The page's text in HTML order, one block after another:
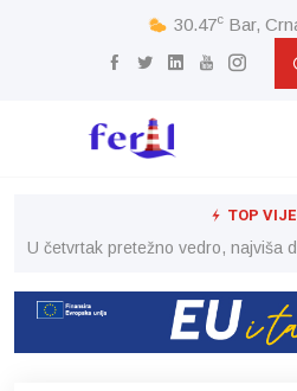
30.47c Bar,
TOP
U četvrtak pretežno vedro, najviša